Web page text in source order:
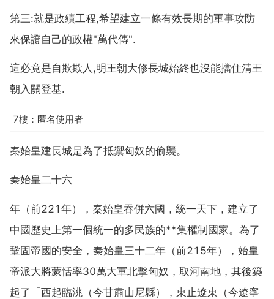
第三:就是政績工程,希望建立一條有效長期的軍事攻防
來保證自己的政權"萬代傳".
這必竟是自欺欺人,明王朝大修長城始終也沒能擋住清王
朝入關登基.
7樓：匿名使用者
秦始皇建長城是為了抵禦匈奴的偷襲。
秦始皇二十六
年（前221年），秦始皇吞併六國，統一天下，建立了
中國歷史上第一個統一的多民族的**集權制國家。為了
鞏固帝國的安全，秦始皇三十二年（前215年），始皇
帝派大將蒙恬率30萬大軍北擊匈奴，取河南地，其後築
起了「西起臨洮（今甘肅山尼縣），東止遼東（今遼寧